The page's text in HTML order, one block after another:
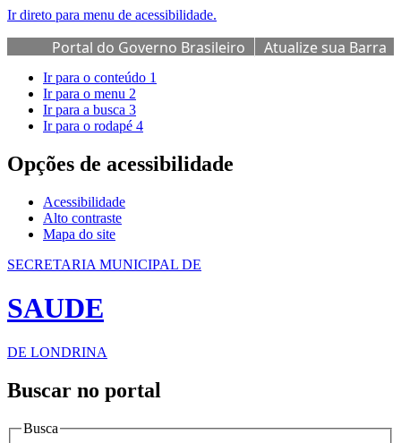
Ir direto para menu de acessibilidade.
Portal do Governo Brasileiro
Atualize sua Barra
de Governo
Ir para o conteúdo 1
Ir para o menu 2
Ir para a busca 3
Ir para o rodapé 4
Opções de acessibilidade
Acessibilidade
Alto contraste
Mapa do site
SECRETARIA MUNICIPAL DE
SAUDE
DE LONDRINA
Buscar no portal
Busca